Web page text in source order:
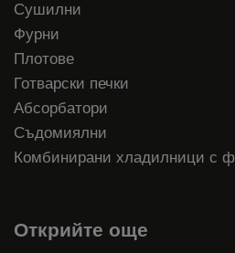
Сушилни
Фурни
Плотове
Готварски печки
Абсорбатори
Съдомиялни
Комбинирани хладилници с
Открийте още